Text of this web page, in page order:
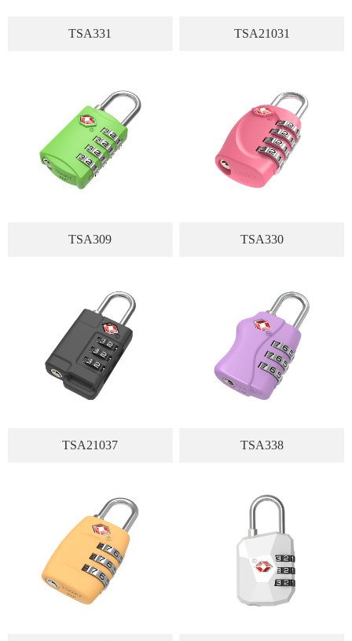
TSA331 TSA21031
TSA309 TSA330
TSA21037 TSA338